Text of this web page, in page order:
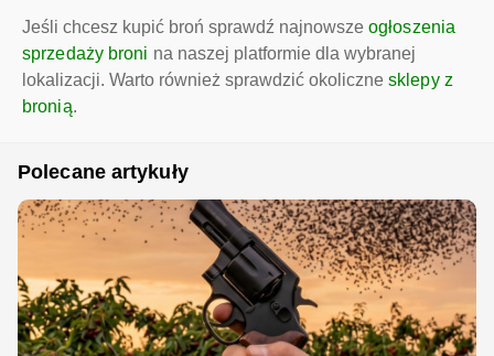
Jeśli chcesz kupić broń sprawdź najnowsze ogłoszenia
sprzedaży broni na naszej platformie dla wybranej
lokalizacji. Warto również sprawdzić okoliczne sklepy z
bronią.
Polecane artykuły